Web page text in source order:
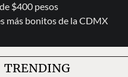
$400 pesos
más bonitos de la CDMX
TRENDING